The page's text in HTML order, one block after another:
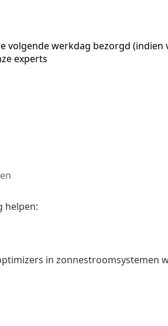
volgende werkdag bezorgd (indien
experts
helpen:
in zonnestroomsystemen